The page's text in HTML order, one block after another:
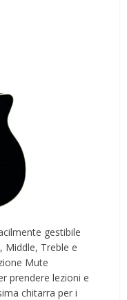
gestibile
Middle, Treble e
Mute
prendere lezioni e
chitarra per i